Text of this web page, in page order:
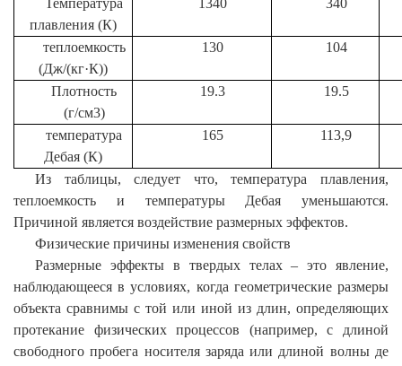
Температура
плавления (К)
1340 340
теплоемкость
(Дж/(кг·К))
130 104
Плотность
(г/см3)
19.3 19.5
температура
Дебая (К)
165 113,9
Из таблицы, следует что, температура плавления,
теплоемкость и температуры Дебая уменьшаются.
Причиной является воздействие размерных эффектов.
Физические причины изменения свойств
Размерные эффекты в твердых телах – это явление,
наблюдающееся в условиях, когда геометрические размеры
объекта сравнимы с той или иной из длин, определяющих
протекание физических процессов (например, с длиной
свободного пробега носителя заряда или длиной волны де